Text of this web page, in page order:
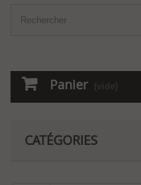
Panier (vide)
CATÉGORIES